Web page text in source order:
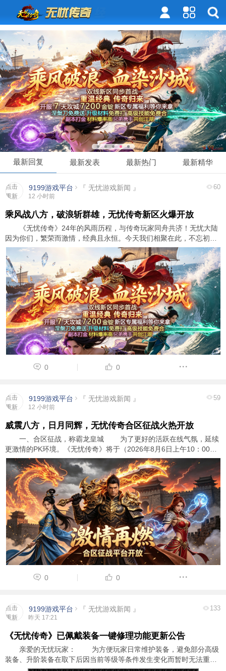
搜索
版块
用户
最新回复 最新发表 最新热门 最新精华
点击
重新
9199游戏平台 『 无忧游戏新闻 』
12 小时前
60
乘风战八方，破浪斩群雄，无忧传奇新区火爆开放
《无忧传奇》24年的风雨历程，与传奇玩家同舟共济！无忧大陆
因为你们，繁荣而激情，经典且永恒。今天我们相聚在此，不忘初
心，再次出发，只为了证明，我们从未改变，体验充满激情的人生。
新区将在8月6日火爆开服，新区将采用经 ...
0 0
点击
重新
9199游戏平台 『 无忧游戏新闻 』
12 小时前
59
威震八方，日月同辉，无忧传奇合区征战火热开放
一、合区征战，称霸龙皇城 为了更好的活跃在线气氛，延续
更激情的PK环境。《无忧传奇》将于（2026年8月6日上午10：00）
对部分大区进行合区操作，预计需要1小时。如果在预定时间内无法完
成，开区时间将根据实际情况顺延。请各位 ...
0 0
点击
重新
9199游戏平台 『 无忧游戏新闻 』
昨天 17:21
133
《无忧传奇》已佩戴装备一键修理功能更新公告
亲爱的无忧玩家： 为方便玩家日常维护装备，避免部分高级
装备、升阶装备在取下后因当前等级等条件发生变化而暂时无法重新